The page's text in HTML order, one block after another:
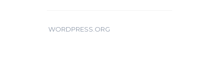
WORDPRESS.ORG